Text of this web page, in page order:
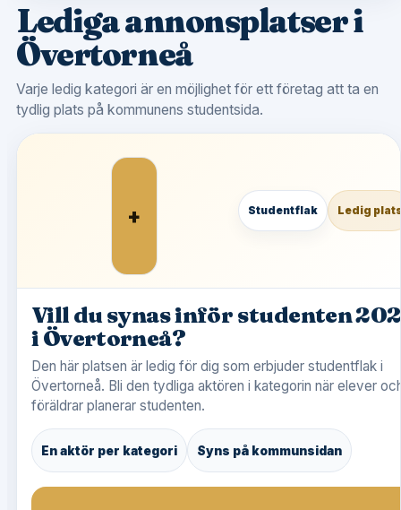
Lediga annonsplatser i
Övertorneå
Varje ledig kategori är en möjlighet för ett företag att ta en
tydlig plats på kommunens studentsida.
+ Studentflak Ledig
Vill du synas inför studenten
i Övertorneå?
Den här platsen är ledig för dig som erbjuder studentflak i
Övertorneå. Bli den tydliga aktören i kategorin när elever
föräldrar planerar studenten.
En aktör per kategori Syns på kommunsidan